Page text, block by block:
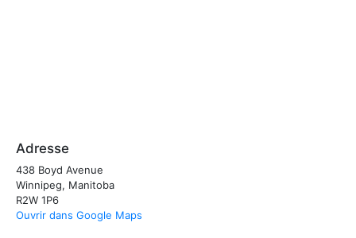
Adresse
438 Boyd Avenue
Winnipeg, Manitoba
R2W 1P6
Ouvrir dans Google Maps